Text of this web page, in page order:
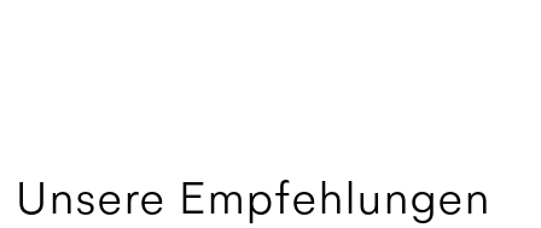
Unsere Empfehlungen